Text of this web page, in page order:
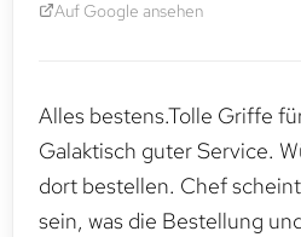
Auf Google ansehen
Alles bestens.Tolle Griffe
Galaktisch guter Service.
dort bestellen. Chef
sein, was die Bestellung